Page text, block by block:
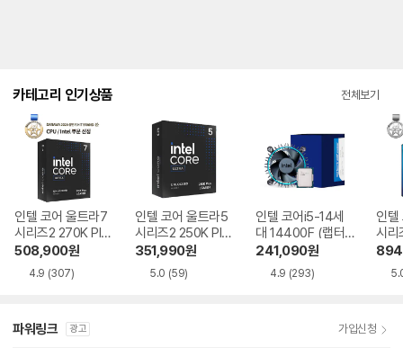
카테고리 인기상품 전체보기
인텔 코어 울트라7
시리즈2 270K Plu
s (애로우레이크 리
프레시)
508,900원
4.9 (307)
인텔 코어 울트라5
시리즈2 250K Plu
s (애로우레이크 리
프레시)
351,990원
5.0 (59)
인텔 코어i5-14세
대 14400F (랩터
레이크 리프레시)
241,090원
4.9 (293)
인텔
시리
로우
파워링크 광고 가입신청